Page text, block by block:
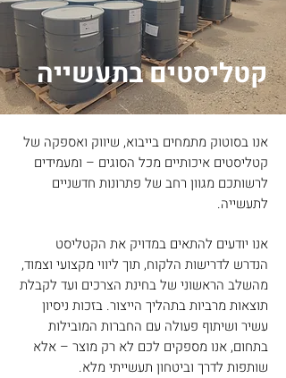
קטליסטים בתעשייה
אנו בסוטוק מתמחים בייבוא, שיווק ואספקה של
קטליסטים איכותיים מכל הסוגים – ומעמידים
לרשותכם מגוון רחב של פתרונות חדשניים
לתעשייה.
אנו יודעים להתאים במדויק את הקטליסט
הנדרש לדרישות הלקוח, תוך ליווי מקצועי וצמוד,
מהשלב הראשוני של בחינת הצרכים ועד לקבלת
תוצאות מרביות בתהליך הייצור. בזכות ניסיון
עשיר ושיתוף פעולה עם החברות המובילות
בתחום, אנו מספקים לכם לא רק מוצר – אלא
שותפות לדרך וביטחון תעשייתי מלא.